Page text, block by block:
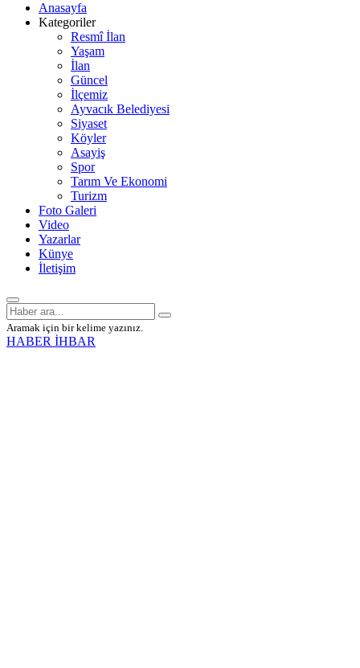
Anasayfa
Kategoriler
Resmî İlan
Yaşam
İlan
Güncel
İlçemiz
Ayvacık Belediyesi
Siyaset
Köyler
Asayiş
Spor
Tarım Ve Ekonomi
Turizm
Foto Galeri
Video
Yazarlar
Künye
İletişim
Aramak için bir kelime yazınız.
HABER İHBAR